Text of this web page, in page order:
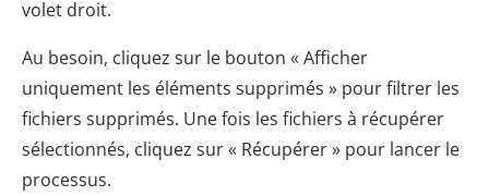
volet droit.
Au besoin, cliquez sur le bouton « Afficher
uniquement les éléments supprimés » pour filtrer les
fichiers supprimés. Une fois les fichiers à récupérer
sélectionnés, cliquez sur « Récupérer » pour lancer le
processus.